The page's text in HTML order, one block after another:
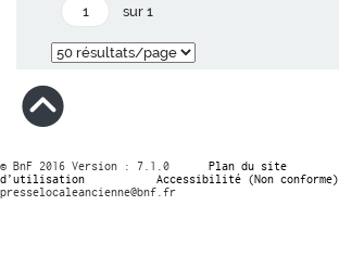
sur 1
© BnF 2016 Version : 7.1.0 Plan du site
d’utilisation
Accessibilité (Non conforme)
presselocaleancienne@bnf.fr